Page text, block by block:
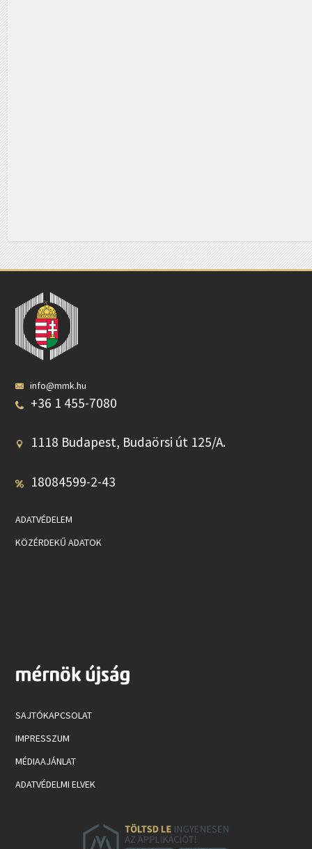
info@mmk.hu
+36 1 455-7080
1118 Budapest, Budaörsi út 125/A.
18084599-2-43
ADATVÉDELEM
KÖZÉRDEKŰ ADATOK
SAJTÓKAPCSOLAT
IMPRESSZUM
MÉDIAAJÁNLAT
ADATVÉDELMI ELVEK